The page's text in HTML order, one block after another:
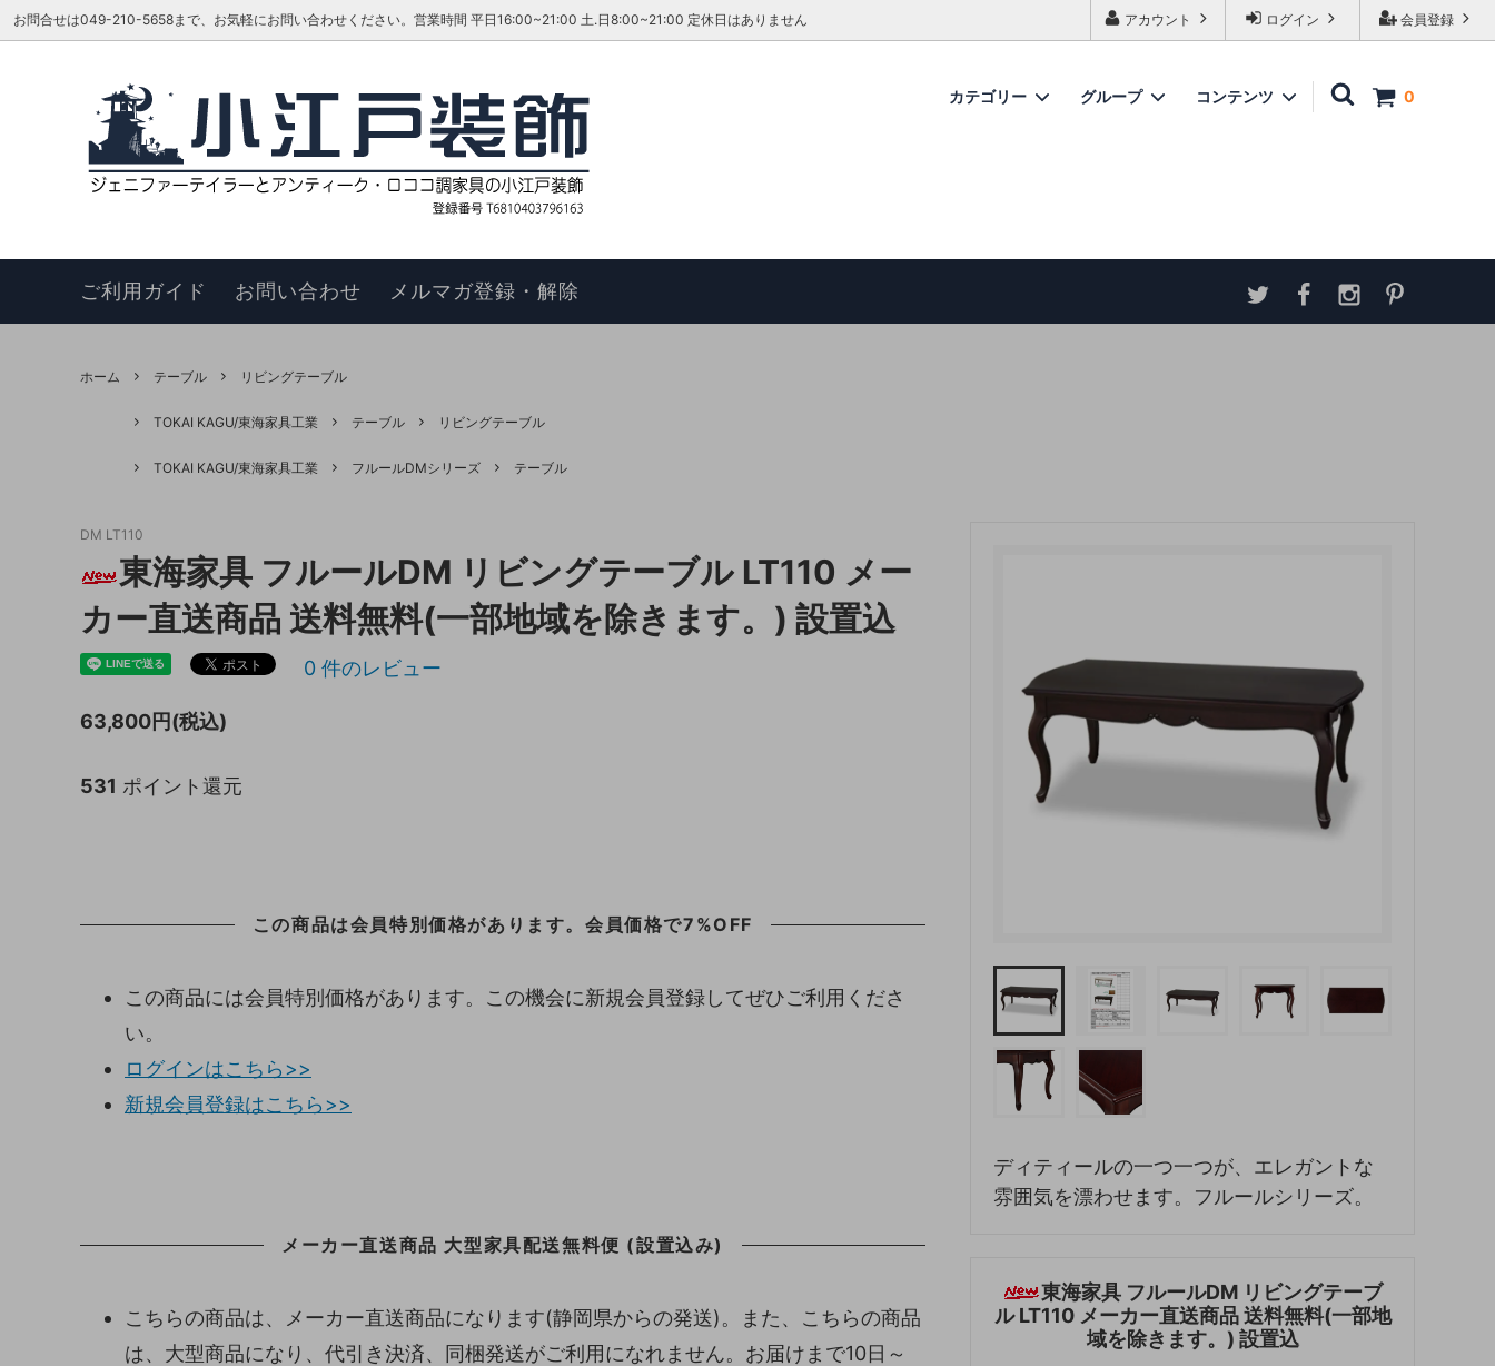
会員登録
ログイン
アカウント
お問合せは049-210-5658まで、お気軽にお問い合わせください。営業時間 平日16:00~21:00 土.日8:00~21:00 定休日はありません
0
カテゴリー
ベッド リビング・ダイニングセット
スツール
チェア ベンチ マントルピース テーブル
キッチン収納
ガーデニング雑貨 ライト・照明 ペット用品
天板保護マット
グループ
TOKAI KAGU/東海家具工業 ジェニファーテイラー
ヴィヴィアン ホームスタイル
コンテンツ
はじめての方へ お知らせ
更新履歴
このサイトについて お買い物の手順 コエドグループ アンティーク商品 概略と取扱い方
ご利用ガイド お問い合わせ メルマガ登録・解除
ホーム テーブル リビングテーブル
TOKAI KAGU/東海家具工業 テーブル リビングテーブル
TOKAI KAGU/東海家具工業 フルールDMシリーズ テーブル
ディティールの一つ一つが、エレガントな
雰囲気を漂わせます。フルールシリーズ。
東海家具 フルールDM リビングテーブ
ル LT110 メーカー直送商品 送料無料(一部地
域を除きます。) 設置込
DM LT110
東海家具 フルールDM リビングテーブル LT110 メー
カー直送商品 送料無料(一部地域を除きます。) 設置込
0 件のレビュー
63,800円(税込)
531 ポイント還元
この商品は会員特別価格があります。会員価格で7%OFF
この商品には会員特別価格があります。この機会に新規会員登録してぜひご利用くださ
い。
ログインはこちら>>
新規会員登録はこちら>>
メーカー直送商品 大型家具配送無料便 (設置込み)
こちらの商品は、メーカー直送商品になります(静岡県からの発送)。また、こちらの商品
は、大型商品になり、代引き決済、同梱発送がご利用になれません。お届けまで10日～